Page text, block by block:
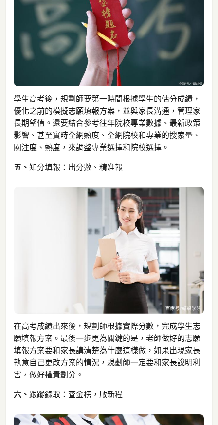
學生高考後，規劃師要第一時間根據學生的估分成績，
優化之前的模擬志願填報方案，並與家長溝通，管理家
長期望值。還要結合參考往年院校專業數據、最新政策
影響、甚至實時全網熱度、全網院校和專業的搜索量、
關注度、熱度，來調整專業選擇和院校選擇。
五、 知分填報：出分數、精准報
在高考成績出來後，規劃師根據實際分數，完成學生志
願填報方案。最後一步更為關鍵的是，老師做好的志願
填報方案要和家長講清楚為什麼這樣做，如果出現家長
執意自己更改方案的情況，規劃師一定要和家長說明利
害，做好權責劃分。
六、 跟蹤錄取：查金榜，啟新程